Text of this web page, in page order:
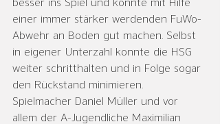
besser ins Spiel und konnte mit Hilfe
einer immer stärker werdenden FuWo-
Abwehr an Boden gut machen. Selbst
in eigener Unterzahl konnte die HSG
weiter schritthalten und in Folge sogar
den Rückstand minimieren.
Spielmacher Daniel Müller und vor
allem der A-Jugendliche Maximilian